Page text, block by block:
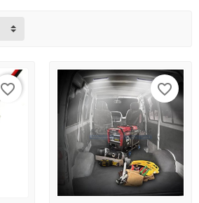
favorite_border favorite_border